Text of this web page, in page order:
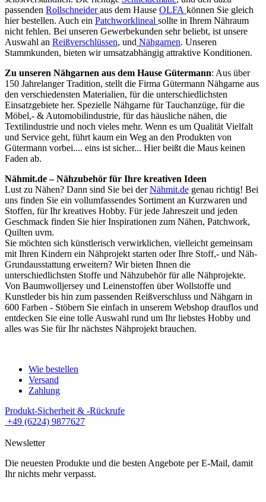
passenden Rollschneideraus dem Hause OLFA können Sie gleich
hier bestellen. Auch ein Patchworklineal sollte in Ihrem Nähraum
nicht fehlen. Bei unseren Gewerbekunden sehr beliebt, ist unsere
Auswahl an Reißverschlüssen, und Nähgarnen. Unseren
Stammkunden, bieten wir umsatzabhängig attraktive Konditionen.
Zu unseren Nähgarnen aus dem Hause Gütermann: Aus über
150 Jahrelanger Tradition, stellt die Firma Gütermann Nähgarne aus
den verschiedensten Materialien, für die unterschiedlichsten
Einsatzgebiete her. Spezielle Nähgarne für Tauchanzüge, für die
Möbel,- & Automobilindustrie, für das häusliche nähen, die
Textilindustrie und noch vieles mehr. Wenn es um Qualität Vielfalt
und Service geht, führt kaum ein Weg an den Produkten von
Gütermann vorbei.... eins ist sicher... Hier beißt die Maus keinen
Faden ab.
Nähmit.de – Nähzubehör für Ihre kreativen Ideen
Lust zu Nähen? Dann sind Sie bei derNähmit.de genau richtig! Bei
uns finden Sie ein vollumfassendes Sortiment an Kurzwaren und
Stoffen, für Ihr kreatives Hobby. Für jede Jahreszeit und jeden
Geschmack finden Sie hier Inspirationen zum Nähen, Patchwork,
Quilten uvm.
Sie möchten sich künstlerisch verwirklichen, vielleicht gemeinsam
mit Ihren Kindern ein Nähprojekt starten oder Ihre Stoff,- und Näh-
Grundausstattung erweitern? Wir bieten Ihnen die
unterschiedlichsten Stoffe und Nähzubehör für alle Nähprojekte.
Von Baumwolljersey und Leinenstoffen über Wollstoffe und
Kunstleder bis hin zum passenden Reißverschluss und Nähgarn in
600 Farben - Stöbern Sie einfach in unserem Webshop drauflos und
entdecken Sie eine tolle Auswahl rund um Ihr liebstes Hobby und
alles was Sie für Ihr nächstes Nähprojekt brauchen.
Wie bestellen
Versand
Zahlung
Produkt-Sicherheit & -Rückrufe
+49 (6224) 9877627
Newsletter
Die neuesten Produkte und die besten Angebote per E-Mail, damit
Ihr nichts mehr verpasst.